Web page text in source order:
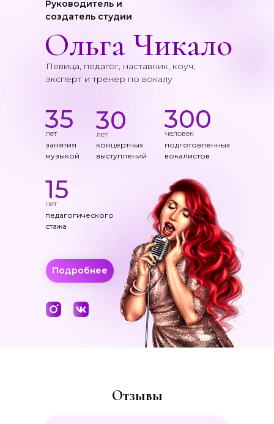
Руководитель и
создатель студии
Певица, педагог, наставник, коуч,
эксперт и тренер по вокалу
лет
лет
концертных
выступлений
35 30
Ольга Чикало
лет
человек
педагогического
стажа
подготовленных
вокалистов
15
300
Подробнее
занятия
музыкой
Отзывы